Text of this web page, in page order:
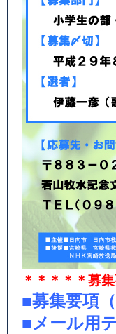
＊＊＊＊＊募
■募集要項（
■メール用